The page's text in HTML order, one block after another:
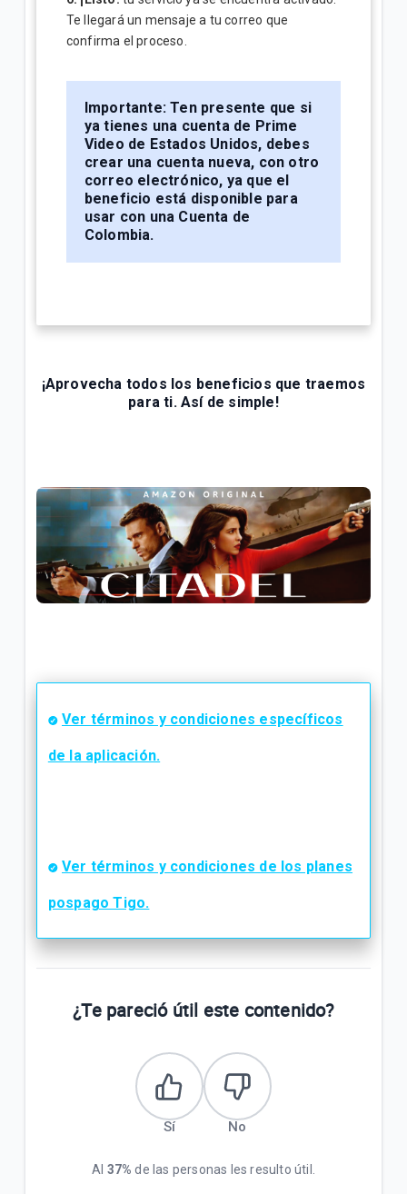
Te llegará un mensaje a tu correo que
confirma el proceso.
Importante: Ten presente que si
ya tienes una cuenta de Prime
Video de Estados Unidos, debes
crear una cuenta nueva, con otro
correo electrónico, ya que el
beneficio está disponible para
usar con una Cuenta de
Colombia.
¡Aprovecha todos los beneficios que traemos
para ti. Así de simple!
Ver términos y condiciones específicos
de la aplicación.
Ver términos y condiciones de los planes
pospago Tigo.
¿Te pareció útil este contenido?
Sí No
Al 37% de las personas les resulto útil.